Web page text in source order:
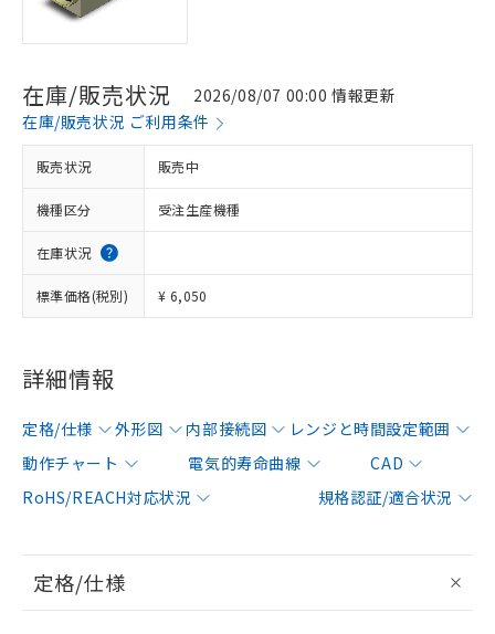
在庫/販売状況
2026/08/07 00:00 情報更新
在庫/販売状況 ご利用条件
販売状況 販売中
機種区分 受注生産機種
在庫状況
標準価格(税別) ¥ 6,050
詳細情報
定格/仕様 外形図 内部接続図
レンジと時間設定範囲
動作チャート
電気的寿命曲線
CAD
RoHS/REACH対応状況
規格認証/適合状況
定格/仕様